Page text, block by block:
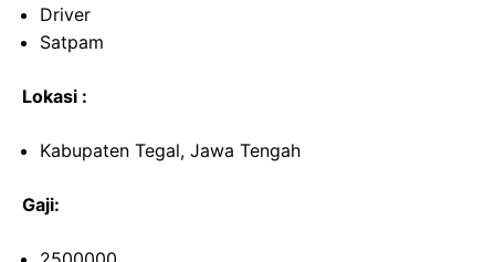
Driver
Satpam
Lokasi :
Kabupaten Tegal, Jawa Tengah
Gaji: